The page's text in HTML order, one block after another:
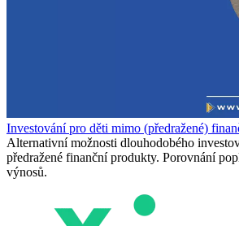
Investování pro děti mimo (předražené)
Alternativní možnosti dlouhodobého
předražené finanční produkty. Porovnání
výnosů.